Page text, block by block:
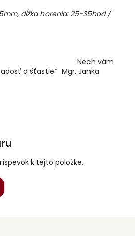
dĺžka horenia: 25-35hod /
vám
a šťastie* Mgr. Janka
k tejto položke.